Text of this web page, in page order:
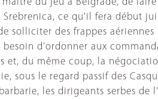
du jeu à Belgrade, de
ce qu'il fera début
solliciter des frappes
d'ordonner aux
et, du même coup, la
sous le regard passif des
les dirigeants serbes